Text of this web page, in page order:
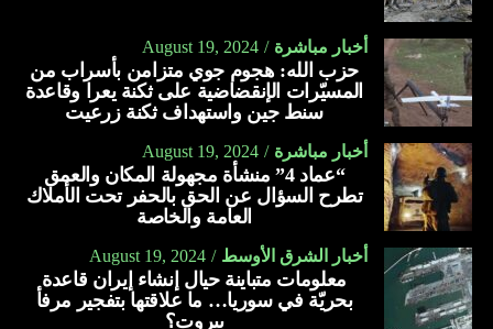
أخبار مباشرة August 19, 2024
حزب الله: هجوم جوي متزامن بأسراب من
المسيّرات الإنقضاضية على ثكنة يعرا وقاعدة
سنط جين واستهداف ثكنة زرعيت
أخبار مباشرة August 19, 2024
“عماد 4” منشأة مجهولة المكان والعمق
تطرح السؤال عن الحق بالحفر تحت الأملاك
العامة والخاصة
أخبار الشرق الأوسط August 19, 2024
معلومات متباينة حيال إنشاء إيران قاعدة
بحريّة في سوريا… ما علاقتها بتفجير مرفأ
بيروت؟